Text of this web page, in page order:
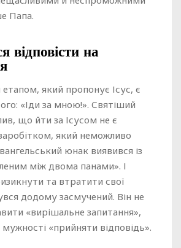
Папа.
відповісти на
який пропонує Ісус, є
«Іди за мною!». Святіший
що йти за Ісусом не є
який неможливо
юнак виявився із
між двома панами». І
та втратити свої
додому засмучений. Він не
«вирішальне запитання»,
«прийняти відповідь».